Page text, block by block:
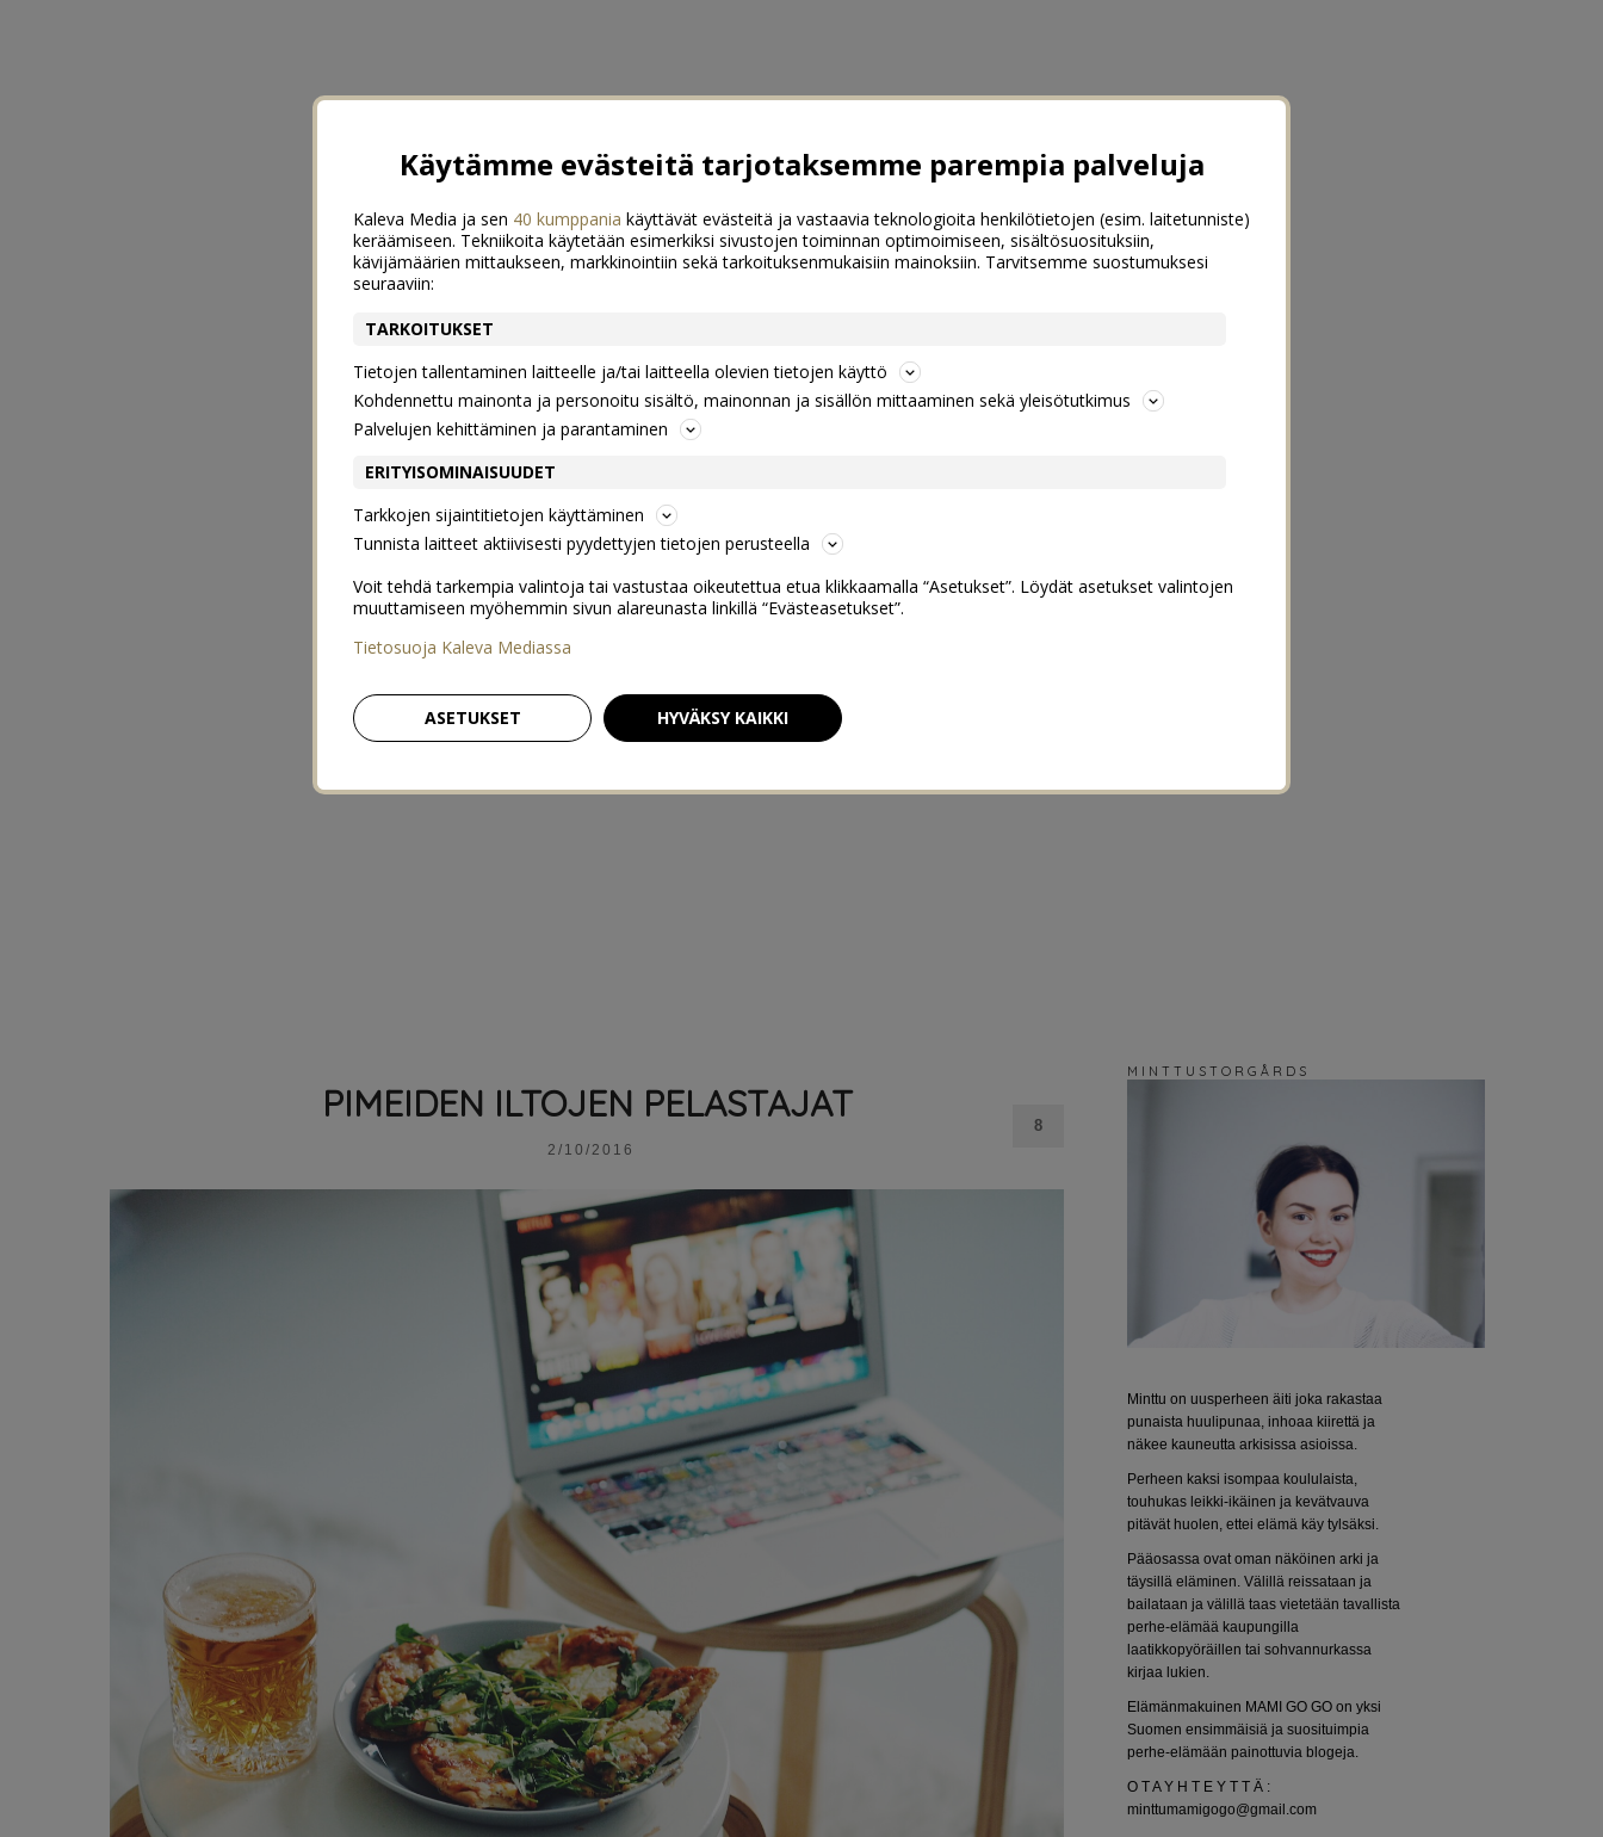
PIMEIDEN ILTOJEN PELASTAJAT
2/10/2016
8
M I N T T U S T O R G Å R D S
Minttu on uusperheen äiti joka rakastaa
punaista huulipunaa, inhoaa kiirettä ja
näkee kauneutta arkisissa asioissa.
Perheen kaksi isompaa koululaista,
touhukas leikki-ikäinen ja kevätvauva
pitävät huolen, ettei elämä käy tylsäksi.
Pääosassa ovat oman näköinen arki ja
täysillä eläminen. Välillä reissataan ja
bailataan ja välillä taas vietetään tavallista
perhe-elämää kaupungilla
laatikkopyöräillen tai sohvannurkassa
kirjaa lukien.
Elämänmakuinen MAMI GO GO on yksi
Suomen ensimmäisiä ja suosituimpia
perhe-elämään painottuvia blogeja.
O T A Y H T E Y T T Ä :
minttumamigogo@gmail.com
Käytämme evästeitä tarjotaksemme parempia palveluja
Kaleva Media ja sen 40 kumppania käyttävät evästeitä ja vastaavia teknologioita henkilötietojen (esim. laitetunniste)
keräämiseen. Tekniikoita käytetään esimerkiksi sivustojen toiminnan optimoimiseen, sisältösuosituksiin,
kävijämäärien mittaukseen, markkinointiin sekä tarkoituksenmukaisiin mainoksiin. Tarvitsemme suostumuksesi
seuraaviin:
TARKOITUKSET
Tietojen tallentaminen laitteelle ja/tai laitteella olevien tietojen käyttö
Kohdennettu mainonta ja personoitu sisältö, mainonnan ja sisällön mittaaminen sekä yleisötutkimus
Palvelujen kehittäminen ja parantaminen
ERITYISOMINAISUUDET
Tarkkojen sijaintitietojen käyttäminen
Tunnista laitteet aktiivisesti pyydettyjen tietojen perusteella
Voit tehdä tarkempia valintoja tai vastustaa oikeutettua etua klikkaamalla “Asetukset”. Löydät asetukset valintojen
muuttamiseen myöhemmin sivun alareunasta linkillä “Evästeasetukset”.
Tietosuoja Kaleva Mediassa
ASETUKSET HYVÄKSY KAIKKI